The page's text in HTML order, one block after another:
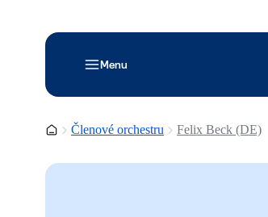
Menu
Domovská stránka
Členové orchestru Felix Beck (DE)